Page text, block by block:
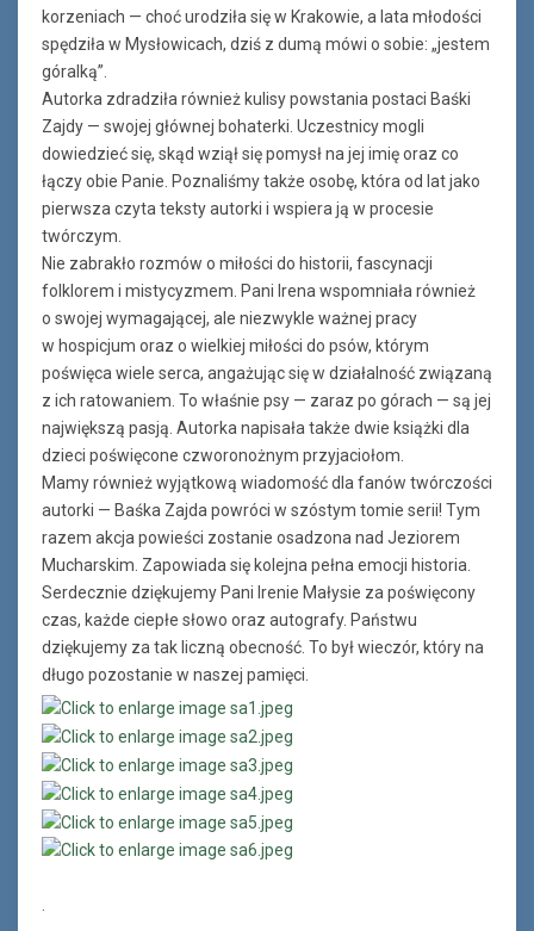
korzeniach — choć urodziła się w Krakowie, a lata młodości
spędziła w Mysłowicach, dziś z dumą mówi o sobie: „jestem
góralką”.
Autorka zdradziła również kulisy powstania postaci Baśki
Zajdy — swojej głównej bohaterki. Uczestnicy mogli
dowiedzieć się, skąd wziął się pomysł na jej imię oraz co
łączy obie Panie. Poznaliśmy także osobę, która od lat jako
pierwsza czyta teksty autorki i wspiera ją w procesie
twórczym.
Nie zabrakło rozmów o miłości do historii, fascynacji
folklorem i mistycyzmem. Pani Irena wspomniała również
o swojej wymagającej, ale niezwykle ważnej pracy
w hospicjum oraz o wielkiej miłości do psów, którym
poświęca wiele serca, angażując się w działalność związaną
z ich ratowaniem. To właśnie psy — zaraz po górach — są jej
największą pasją. Autorka napisała także dwie książki dla
dzieci poświęcone czworonożnym przyjaciołom.
Mamy również wyjątkową wiadomość dla fanów twórczości
autorki — Baśka Zajda powróci w szóstym tomie serii! Tym
razem akcja powieści zostanie osadzona nad Jeziorem
Mucharskim. Zapowiada się kolejna pełna emocji historia.
Serdecznie dziękujemy Pani Irenie Małysie za poświęcony
czas, każde ciepłe słowo oraz autografy. Państwu
dziękujemy za tak liczną obecność. To był wieczór, który na
długo pozostanie w naszej pamięci.
.